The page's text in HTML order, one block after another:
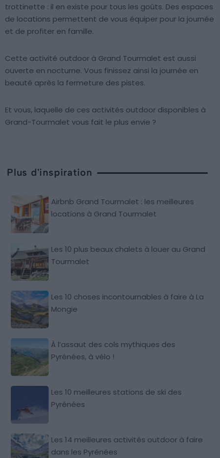
trottinette : il en existe pour tous les goûts. Des espaces
de locations permettent de vous équiper pour la journée
et de profiter en famille.
Cette activité outdoor à Grand Tourmalet est aussi
ouverte en nocturne. Vous finissez ainsi la journée en
beauté après la fermeture des pistes.
Et vous, laquelle de ces activités outdoor disponibles à
Grand-Tourmalet vous fait le plus envie ?
Plus d'inspiration
Airbnb Grand Tourmalet : les meilleures
locations à Grand Tourmalet
Les 10 plus beaux chalets à louer au Grand
Tourmalet
Les 10 choses incontournables à faire à La
Mongie
À l’assaut des cols mythiques des
Pyrénées, à vélo !
Les 10 meilleures stations de ski des
Pyrénées
Les 14 meilleures activités outdoor à faire
dans les Pyrénées